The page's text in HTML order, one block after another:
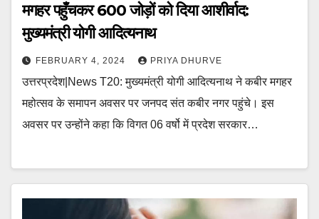
मगहर पहुँचकर 600 जोड़ों को दिया आशीर्वाद:
मुख्यमंत्री योगी आदित्यनाथ
FEBRUARY 4, 2024 PRIYA DHURVE
उत्तरप्रदेश|News T20: मुख्यमंत्री योगी आदित्यनाथ ने कबीर मगहर
महोत्सव के समापन अवसर पर जनपद संत कबीर नगर पहुंचे। इस
अवसर पर उन्होंने कहा कि विगत 06 वर्षो में प्रदेश सरकार…